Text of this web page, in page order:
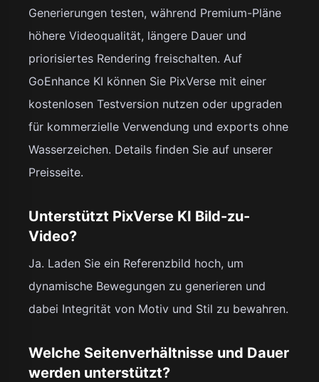
Generierungen testen, während Premium-Pläne
höhere Videoqualität, längere Dauer und
priorisiertes Rendering freischalten. Auf
GoEnhance KI können Sie PixVerse mit einer
kostenlosen Testversion nutzen oder upgraden
für kommerzielle Verwendung und exports ohne
Wasserzeichen. Details finden Sie auf unserer
Preisseite.
Unterstützt PixVerse KI Bild-zu-
Video?
Ja. Laden Sie ein Referenzbild hoch, um
dynamische Bewegungen zu generieren und
dabei Integrität von Motiv und Stil zu bewahren.
Welche Seitenverhältnisse und Dauer
werden unterstützt?